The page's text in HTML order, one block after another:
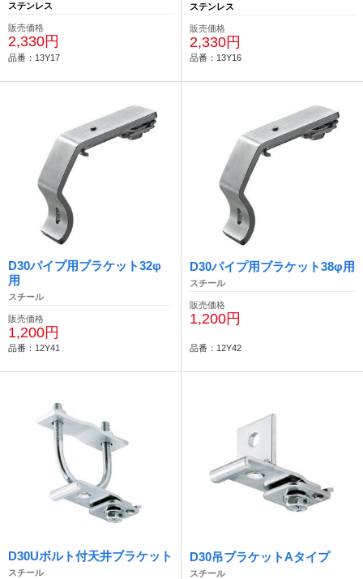
ステンレス
販売価格
2,330円
品番：13Y17
ステンレス
販売価格
2,330円
品番：13Y16
D30パイプ用ブラケット32φ
用
スチール
販売価格
1,200円
品番：12Y41
D30パイプ用ブラケット38φ用
スチール
販売価格
1,200円
品番：12Y42
D30Uボルト付天井ブラケット
スチール
D30吊ブラケットAタイプ
スチール